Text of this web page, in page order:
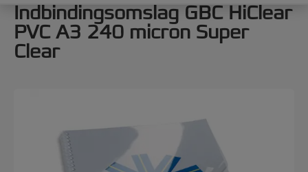
Indbindingsomslag GBC HiClear
PVC A3 240 micron Super
Clear